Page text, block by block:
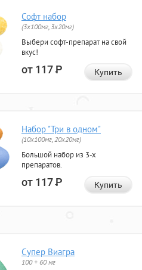
Софт набор
(3x100мг, 3x20мг)
Выбери софт-препарат на свой
вкус!
от 117Р Купить
Набор "Три в одном"
(10x100мг, 20x20мг)
Большой набор из 3-х
препаратов.
от 117Р Купить
Супер Виагра
100 + 60 мг